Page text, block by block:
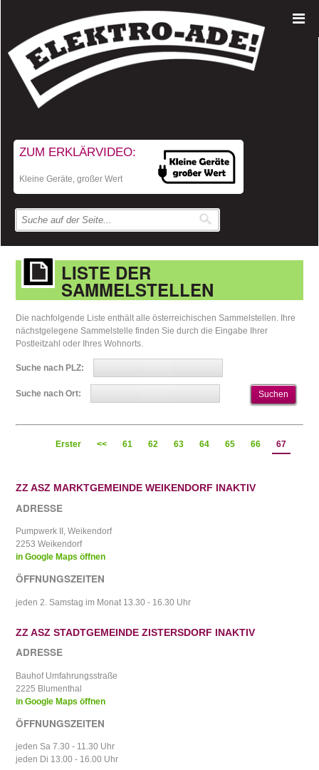
ZUM ERKLÄRVIDEO:
Kleine Geräte, großer Wert
LISTE DER
SAMMELSTELLEN
Die nachfolgende Liste enthält alle österreichischen Sammelstellen. Ihre
nächstgelegene Sammelstelle finden Sie durch die Eingabe Ihrer
Postleitzahl oder Ihres Wohnorts.
Suche nach PLZ:
Suche nach Ort:
Erster << 61 62 63 64 65 66 67
ZZ ASZ MARKTGEMEINDE WEIKENDORF INAKTIV
ADRESSE
Pumpwerk II, Weikendorf
2253 Weikendorf
in Google Maps öffnen
ÖFFNUNGSZEITEN
jeden 2. Samstag im Monat 13.30 - 16.30 Uhr
ZZ ASZ STADTGEMEINDE ZISTERSDORF INAKTIV
ADRESSE
Bauhof Umfahrungsstraße
2225 Blumenthal
in Google Maps öffnen
ÖFFNUNGSZEITEN
jeden Sa 7.30 - 11.30 Uhr
jeden Di 13.00 - 16.00 Uhr